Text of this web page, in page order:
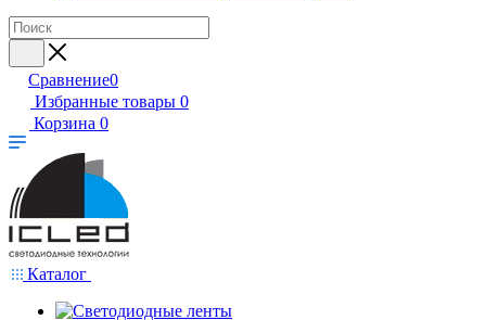
Сравнение0
Избранные товары 0
Корзина 0
Каталог